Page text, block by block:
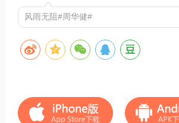
风雨无阻#周华健#